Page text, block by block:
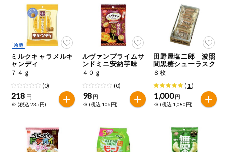
ミルクキャラメルキ
ャンディ
７４ｇ
(0)
218 円
※ (税込 235円)
ルヴァンプライムサ
ンドミニ安納芋味
４０ｇ
(0)
98 円
※ (税込 106円)
田野屋塩二郎 波照
間黒糖シューラスク
８枚
( 1 )
1,000 円
※ (税込 1,080円)